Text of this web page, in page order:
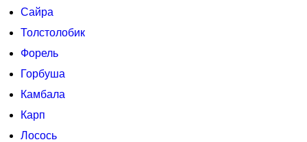
Сайра
Толстолобик
Форель
Горбуша
Камбала
Карп
Лосось